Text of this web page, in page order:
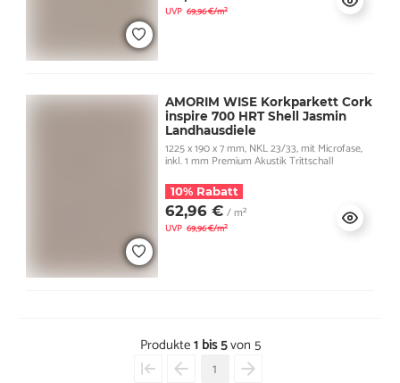
UVP 69,96 €/m²
AMORIM WISE Korkparkett Cork
inspire 700 HRT Shell Jasmin
Landhausdiele
1225 x 190 x 7 mm, NKL 23/33, mit Microfase,
inkl. 1 mm Premium Akustik Trittschall
10% Rabatt
62,96 € / m²
UVP 69,96 €/m²
Produkte1 bis 5von 5
1